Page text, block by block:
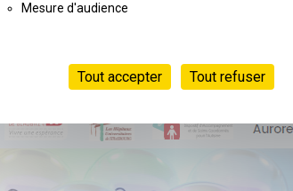
Mesure d'audience
Tout accepter Tout refuser